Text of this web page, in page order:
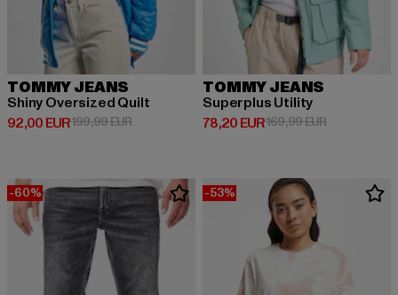
TOMMY JEANS
Shiny Oversized Quilt
92,00 EUR
Prix courant: 92,00 EUR
199,99 EURPrix en promotion: 199,99 EUR
TOMMY JEANS
Superplus Utility
78,20 EUR
Prix courant: 78,20 EUR
169,99 EURPrix en
-60% -53%